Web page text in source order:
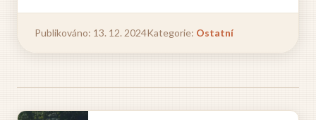
Publikováno: 13. 12. 2024Kategorie: Ostatní